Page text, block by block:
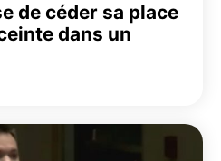
de céder sa place
dans un